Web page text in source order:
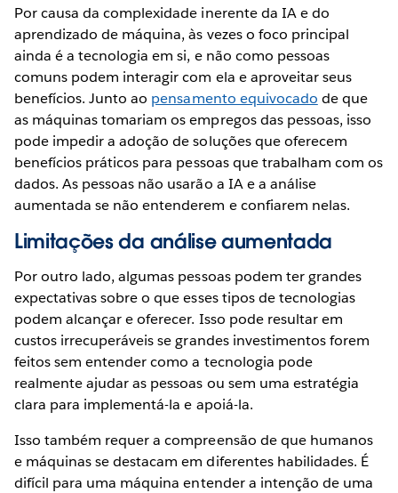
Por causa da complexidade inerente da IA e do
aprendizado de máquina, às vezes o foco principal
ainda é a tecnologia em si, e não como pessoas
comuns podem interagir com ela e aproveitar seus
benefícios. Junto ao pensamento equivocado de que
as máquinas tomariam os empregos das pessoas, isso
pode impedir a adoção de soluções que oferecem
benefícios práticos para pessoas que trabalham com os
dados. As pessoas não usarão a IA e a análise
aumentada se não entenderem e confiarem nelas.
Limitações da análise aumentada
Por outro lado, algumas pessoas podem ter grandes
expectativas sobre o que esses tipos de tecnologias
podem alcançar e oferecer. Isso pode resultar em
custos irrecuperáveis ​​se grandes investimentos forem
feitos sem entender como a tecnologia pode
realmente ajudar as pessoas ou sem uma estratégia
clara para implementá-la e apoiá-la.
Isso também requer a compreensão de que humanos
e máquinas se destacam em diferentes habilidades. É
difícil para uma máquina entender a intenção de uma